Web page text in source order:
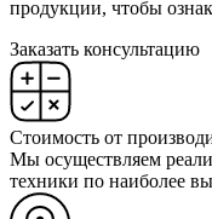
продукции, чтобы
Заказать консультацию
Стоимость от
Мы осуществляем
техники по наиболее